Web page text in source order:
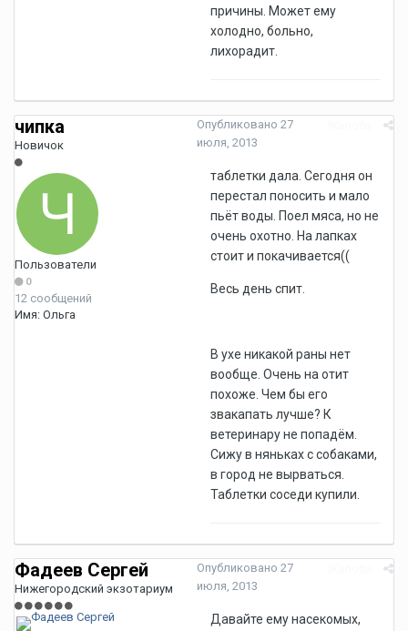
причины. Может ему
холодно, больно,
лихорадит.
чипка
Новичок
Пользователи
0
12 сообщений
Имя: Ольга
Опубликовано 27
июля, 2013
таблетки дала. Сегодня он
перестал поносить и мало
пьёт воды. Поел мяса, но не
очень охотно. На лапках
стоит и покачивается((
Весь день спит.
В ухе никакой раны нет
вообще. Очень на отит
похоже. Чем бы его
звакапать лучше? К
ветеринару не попадём.
Сижу в няньках с собаками,
в город не вырваться.
Таблетки соседи купили.
Фадеев Сергей
Нижегородский экзотариум
Опубликовано 27
июля, 2013
Давайте ему насекомых,